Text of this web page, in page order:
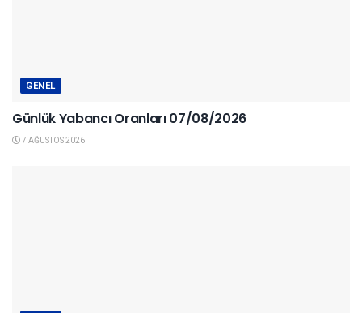
GENEL
Günlük Yabancı Oranları 07/08/2026
7 AĞUSTOS 2026